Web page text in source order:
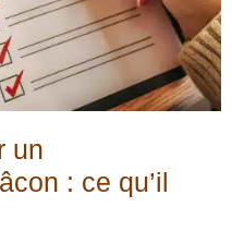
un
: ce qu’il